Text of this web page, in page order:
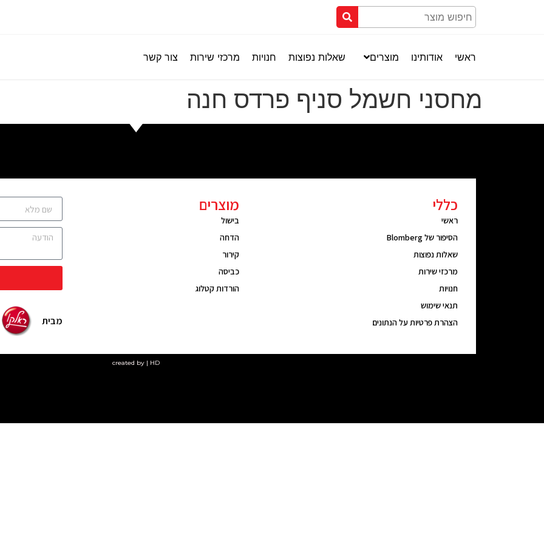
ראשי אודותינו מוצרים שאלות נפוצות חנויות מרכזי שירות צור קשר
מחסני חשמל סניף פרדס חנה
כללי
ראשי
הסיפור של Blomberg
שאלות נפוצות
מרכזי שירות
חנויות
תנאי שימוש
הצהרת פרטיות על הנתונים
מוצרים
בישול
הדחה
קירור
כביסה
הורדות קטלוג
מבית
created by | HD